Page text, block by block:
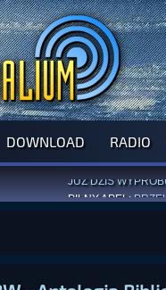
DOWNLOAD RADIO
SPRAWDŹ
PILNY APEL: